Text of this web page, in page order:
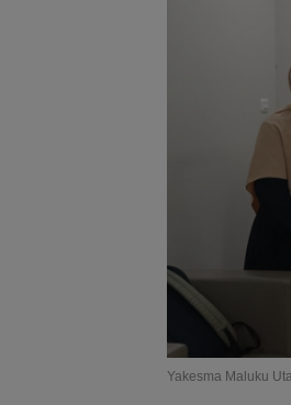
Yakesma Maluku